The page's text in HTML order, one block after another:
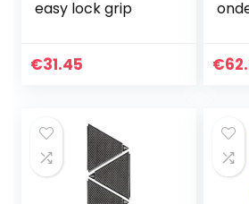
easy lock grip
€31.45
set
€